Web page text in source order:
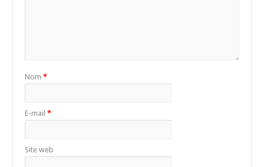
Nom*
E-mail*
Site web